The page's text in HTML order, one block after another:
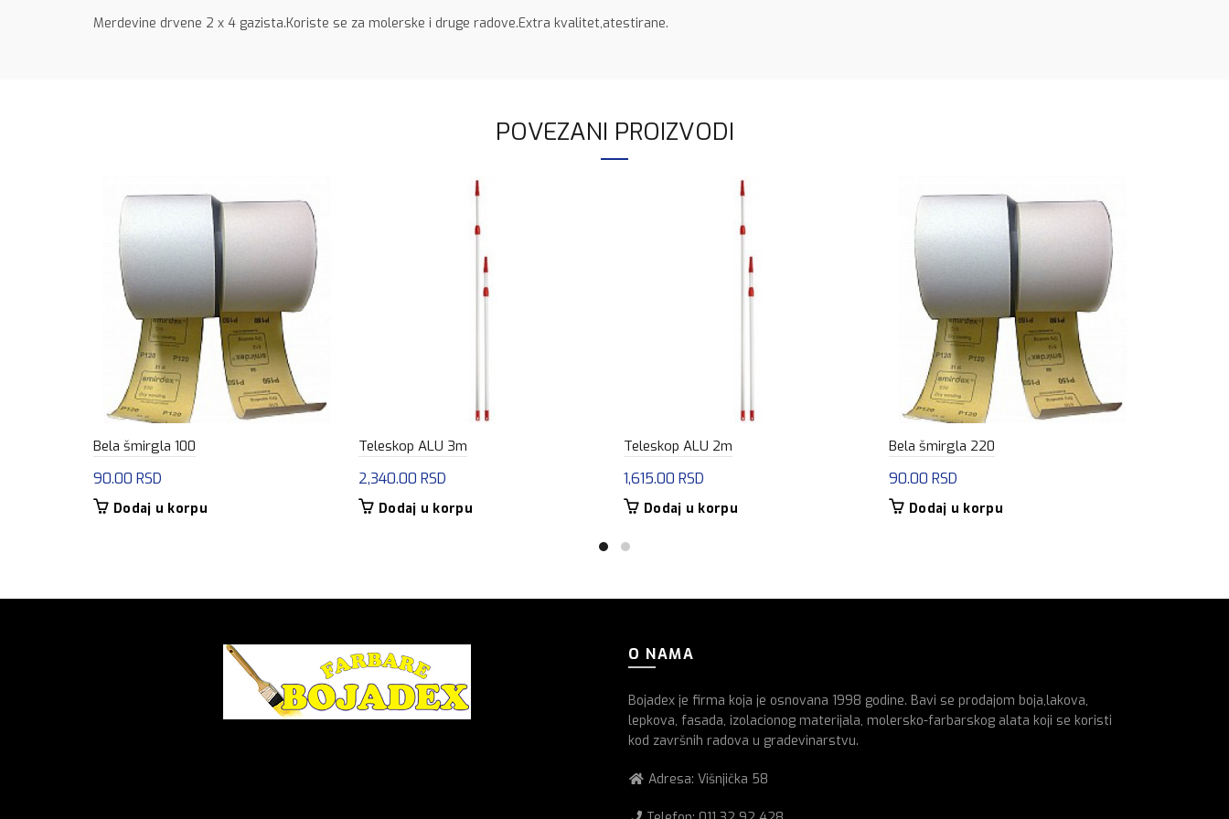
Merdevine drvene 2 x 4 gazista.Koriste se za molerske i druge radove.Extra kvalitet,atestirane.
POVEZANI PROIZVODI
Bela šmirgla 100
90.00 RSD
Dodaj u korpu
Teleskop ALU 3m
2,340.00 RSD
Dodaj u korpu
Teleskop ALU 2m
1,615.00 RSD
Dodaj u korpu
Bela šmirgla 220
90.00 RSD
Dodaj u korpu
O NAMA
Bojadex je firma koja je osnovana 1998 godine. Bavi se prodajom boja,lakova,
lepkova, fasada, izolacionog materijala, molersko-farbarskog alata koji se koristi
kod završnih radova u gradevinarstvu.
Adresa: Višnjička 58